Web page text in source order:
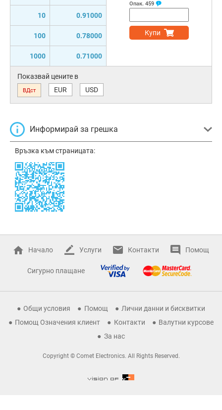
10 0.91000
100 0.78000
1000 0.71000
Опак. 459
Купи
Показвай цените в
ВДст EUR USD
Информирай за грешка
Връзка към страницата:
Начало Услуги Контакти Помощ
Сигурно плащане
Общи условия Помощ
Лични данни и бисквитки
Помощ Означения клиент
Контакти
Валутни курсове
За нас
Copyright © Comet Electronics. All Rights Reserved.